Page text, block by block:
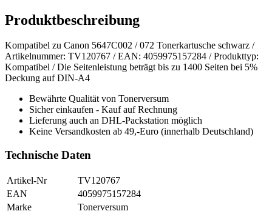
Produktbeschreibung
Kompatibel zu Canon 5647C002 / 072 Tonerkartusche schwarz /
Artikelnummer: TV120767 / EAN: 4059975157284 / Produkttyp:
Kompatibel / Die Seitenleistung beträgt bis zu 1400 Seiten bei 5%
Deckung auf DIN-A4
Bewährte Qualität von Tonerversum
Sicher einkaufen - Kauf auf Rechnung
Lieferung auch an DHL-Packstation möglich
Keine Versandkosten ab 49,-Euro (innerhalb Deutschland)
Technische Daten
Artikel-Nr
TV120767
EAN
4059975157284
Marke
Tonerversum